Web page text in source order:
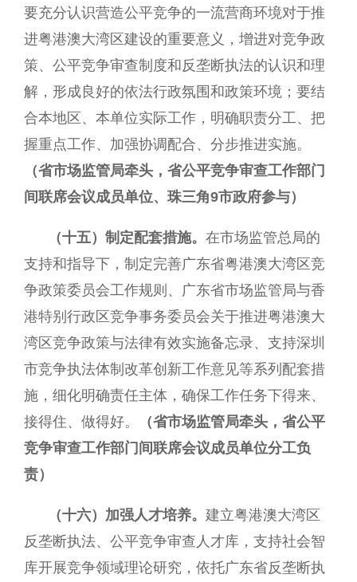
要充分认识营造公平竞争的一流营商环境对于推
进粤港澳大湾区建设的重要意义，增进对竞争政
策、公平竞争审查制度和反垄断执法的认识和理
解，形成良好的依法行政氛围和政策环境；要结
合本地区、本单位实际工作，明确职责分工、把
握重点工作、加强协调配合、分步推进实施。
（省市场监管局牵头，省公平竞争审查工作部门
间联席会议成员单位、珠三角9市政府参与）
（十五）制定配套措施。 在市场监管总局的
支持和指导下，制定完善广东省粤港澳大湾区竞
争政策委员会工作规则、广东省市场监管局与香
港特别行政区竞争事务委员会关于推进粤港澳大
湾区竞争政策与法律有效实施备忘录、支持深圳
市竞争执法体制改革创新工作意见等系列配套措
施，细化明确责任主体，确保工作任务下得来、
接得住、做得好。
（省市场监管局牵头，省公平
竞争审查工作部门间联席会议成员单位分工负
责）
（十六）加强人才培养。 建立粤港澳大湾区
反垄断执法、公平竞争审查人才库，支持社会智
库开展竞争领域理论研究，依托广东省反垄断执